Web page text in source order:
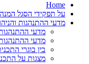
Home
על תפקידי הסגל
מדעי ההתנהגות
מדעי
מדעי
בין בוגרי
מצגות על